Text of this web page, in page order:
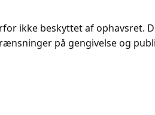
ikke beskyttet af ophavsret.
på gengivelse og